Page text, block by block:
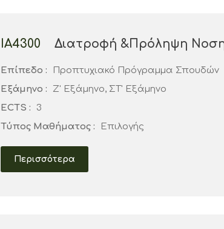
ΙΑ4300 Διατροφή &Πρόληψη
Επίπεδο :
Προπτυχιακό Πρόγραμμα Σπουδών
Εξάμηνο :
Ζ' Εξάμηνο, ΣΤ' Εξάμηνο
ECTS :
3
Τύπος Μαθήματος :
Επιλογής
Περισσότερα